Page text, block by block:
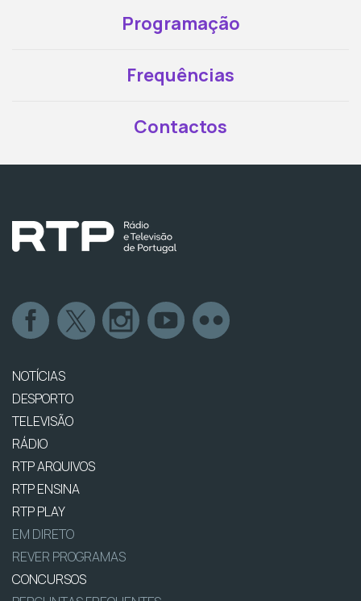
Programação
Frequências
Contactos
NOTÍCIAS
DESPORTO
TELEVISÃO
RÁDIO
RTP ARQUIVOS
RTP ENSINA
RTP PLAY
EM DIRETO
REVER PROGRAMAS
CONCURSOS